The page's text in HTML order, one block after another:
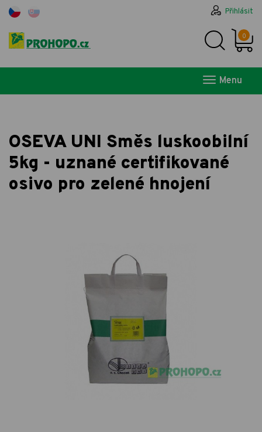
Přihlásit
0
Menu
OSEVA UNI Směs luskoobilní
5kg - uznané certifikované
osivo pro zelené hnojení